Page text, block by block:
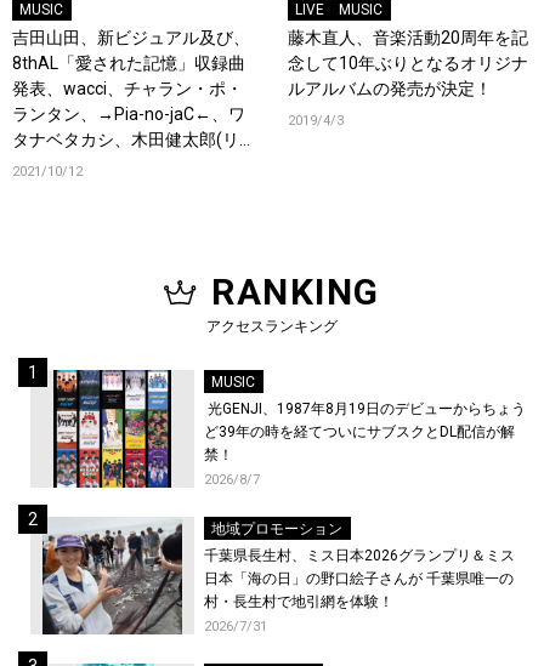
MUSIC
吉田山田、新ビジュアル及び、
8thAL「愛された記憶」収録曲
発表、wacci、チャラン・ポ・
ランタン、→Pia-no-jaC←、ワ
タナベタカシ、木田健太郎(リア
クション ザ ブッタ)とのコラボ
2021/10/12
LIVE MUSIC
藤木直人、音楽活動20周年を記
念して10年ぶりとなるオリジナ
ルアルバムの発売が決定！
2019/4/3
RANKING
アクセスランキング
MUSIC
光GENJI、1987年8月19日のデビューからちょう
ど39年の時を経てついにサブスクとDL配信が解
禁！
2026/8/7
地域プロモーション
千葉県長生村、ミス日本2026グランプリ＆ミス
日本「海の日」の野口絵子さんが 千葉県唯一の
村・長生村で地引網を体験！
2026/7/31